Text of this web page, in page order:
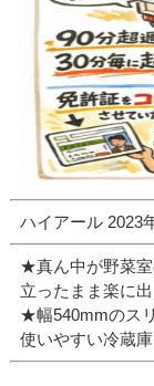
ハイアール 2023
★真ん中が野菜室
立ったまま楽に
★幅540mmのス
使いやすい冷蔵